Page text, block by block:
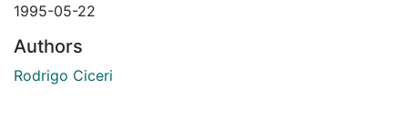
1995-05-22
Authors
Rodrigo Ciceri